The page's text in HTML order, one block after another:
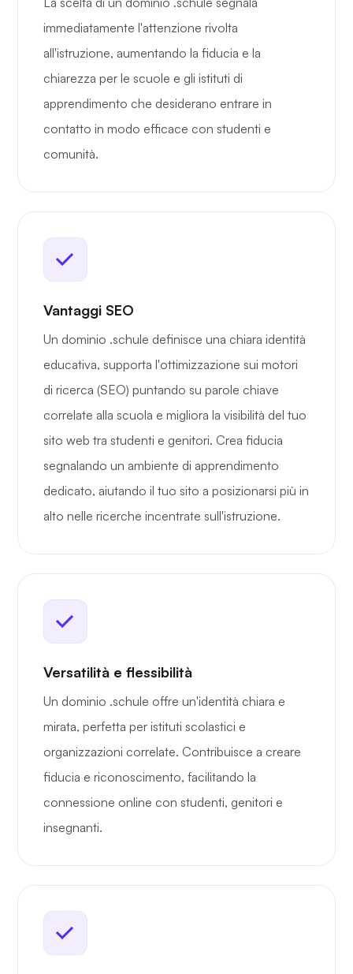
immediatamente l'attenzione rivolta
all'istruzione, aumentando la fiducia e la
chiarezza per le scuole e gli istituti di
apprendimento che desiderano entrare in
contatto in modo efficace con studenti e
comunità.
Vantaggi SEO
Un dominio .schule definisce una chiara identità
educativa, supporta l'ottimizzazione sui motori
di ricerca (SEO) puntando su parole chiave
correlate alla scuola e migliora la visibilità del tuo
sito web tra studenti e genitori. Crea fiducia
segnalando un ambiente di apprendimento
dedicato, aiutando il tuo sito a posizionarsi più in
alto nelle ricerche incentrate sull'istruzione.
Versatilità e flessibilità
Un dominio .schule offre un'identità chiara e
mirata, perfetta per istituti scolastici e
organizzazioni correlate. Contribuisce a creare
fiducia e riconoscimento, facilitando la
connessione online con studenti, genitori e
insegnanti.